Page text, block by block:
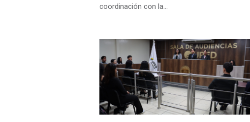
coordinación con la…